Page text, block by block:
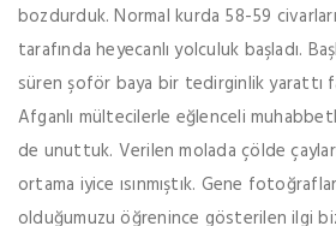
bozdurduk. Normal kurda 58-59
tarafında heyecanlı yolculuk başladı.
süren şoför baya bir tedirginlik yarattı
Afganlı mültecilerle eğlenceli
de unuttuk. Verilen molada çölde
ortama iyice ısınmıştık. Gene
olduğumuzu öğrenince gösterilen ilgi